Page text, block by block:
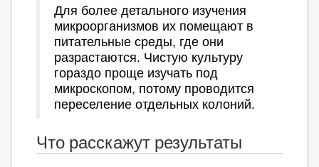
Для более детального изучения
микроорганизмов их помещают в
питательные среды, где они
разрастаются. Чистую культуру
гораздо проще изучать под
микроскопом, потому проводится
переселение отдельных колоний.
Что расскажут результаты